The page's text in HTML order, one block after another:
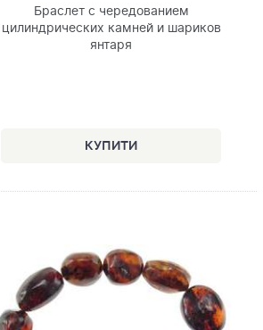
Браслет с чередованием
цилиндрических камней и шариков
янтаря